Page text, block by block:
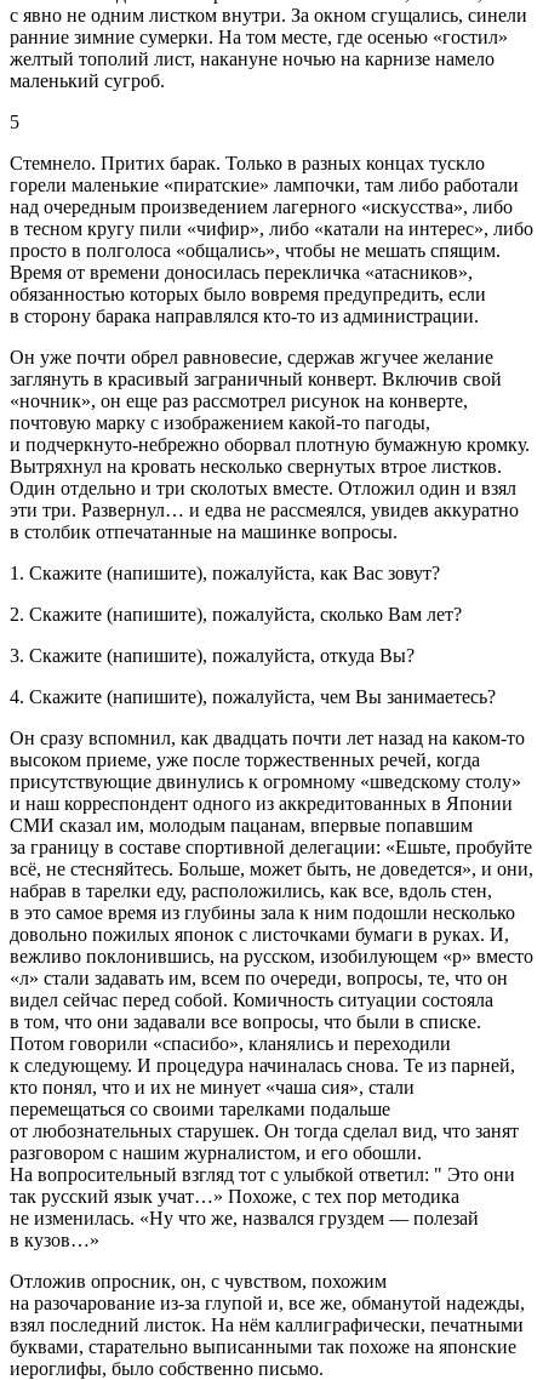
с явно не одним листком внутри. За окном сгущались, синели
ранние зимние сумерки. На том месте, где осенью «гостил»
желтый тополий лист, накануне ночью на карнизе намело
маленький сугроб.
5
Стемнело. Притих барак. Только в разных концах тускло
горели маленькие «пиратские» лампочки, там либо работали
над очередным произведением лагерного «искусства», либо
в тесном кругу пили «чифир», либо «катали на интерес», либо
просто в полголоса «общались», чтобы не мешать спящим.
Время от времени доносилась перекличка «атасников»,
обязанностью которых было вовремя предупредить, если
в сторону барака направлялся кто-то из администрации.
Он уже почти обрел равновесие, сдержав жгучее желание
заглянуть в красивый заграничный конверт. Включив свой
«ночник», он еще раз рассмотрел рисунок на конверте,
почтовую марку с изображением какой-то пагоды,
и подчеркнуто-небрежно оборвал плотную бумажную кромку.
Вытряхнул на кровать несколько свернутых втрое листков.
Один отдельно и три сколотых вместе. Отложил один и взял
эти три. Развернул… и едва не рассмеялся, увидев аккуратно
в столбик отпечатанные на машинке вопросы.
1. Скажите (напишите), пожалуйста, как Вас зовут?
2. Скажите (напишите), пожалуйста, сколько Вам лет?
3. Скажите (напишите), пожалуйста, откуда Вы?
4. Скажите (напишите), пожалуйста, чем Вы занимаетесь?
Он сразу вспомнил, как двадцать почти лет назад на каком-то
высоком приеме, уже после торжественных речей, когда
присутствующие двинулись к огромному «шведскому столу»
и наш корреспондент одного из аккредитованных в Японии
СМИ сказал им, молодым пацанам, впервые попавшим
за границу в составе спортивной делегации: «Ешьте, пробуйте
всё, не стесняйтесь. Больше, может быть, не доведется», и они,
набрав в тарелки еду, расположились, как все, вдоль стен,
в это самое время из глубины зала к ним подошли несколько
довольно пожилых японок с листочками бумаги в руках. И,
вежливо поклонившись, на русском, изобилующем «р» вместо
«л» стали задавать им, всем по очереди, вопросы, те, что он
видел сейчас перед собой. Комичность ситуации состояла
в том, что они задавали все вопросы, что были в списке.
Потом говорили «спасибо», кланялись и переходили
к следующему. И процедура начиналась снова. Те из парней,
кто понял, что и их не минует «чаша сия», стали
перемещаться со своими тарелками подальше
от любознательных старушек. Он тогда сделал вид, что занят
разговором с нашим журналистом, и его обошли.
На вопросительный взгляд тот с улыбкой ответил: " Это они
так русский язык учат…» Похоже, с тех пор методика
не изменилась. «Ну что же, назвался груздем — полезай
в кузов…»
Отложив опросник, он, с чувством, похожим
на разочарование из-за глупой и, все же, обманутой надежды,
взял последний листок. На нём каллиграфически, печатными
буквами, старательно выписанными так похоже на японские
иероглифы, было собственно письмо.